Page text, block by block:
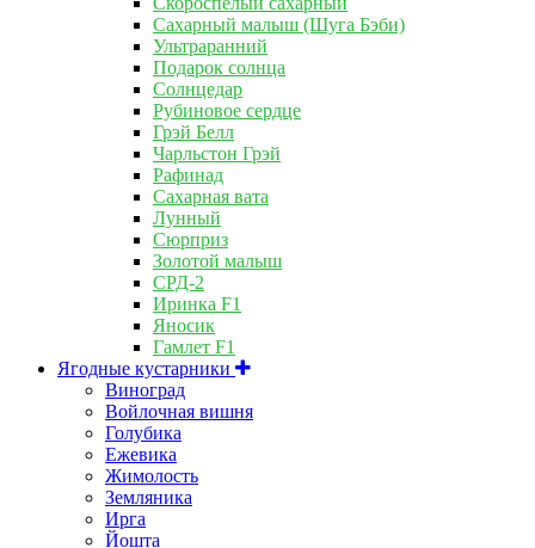
Сахарный малыш (Шуга Бэби)
Ультраранний
Подарок солнца
Солнцедар
Рубиновое сердце
Грэй Белл
Чарльстон Грэй
Рафинад
Сахарная вата
Лунный
Сюрприз
Золотой малыш
СРД-2
Иринка F1
Яносик
Гамлет F1
Ягодные кустарники
Виноград
Войлочная вишня
Голубика
Ежевика
Жимолость
Земляника
Ирга
Йошта